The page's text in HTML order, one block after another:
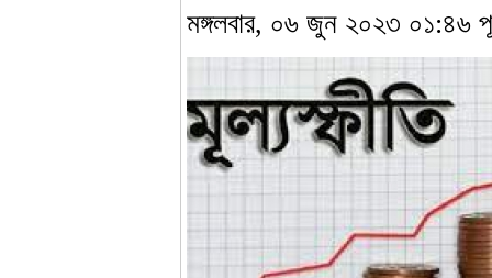
মঙ্গলবার, ০৬ জুন ২০২৩ ০১:৪৬